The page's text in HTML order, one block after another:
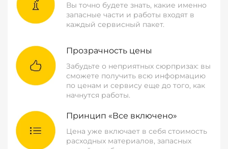
Вы точно будете знать, какие именно
запасные части и работы входят в
каждый сервисный пакет.
Прозрачность цены
Забудьте о неприятных сюрпризах: вы
сможете получить всю информацию
по ценам и сервису еще до того, как
начнутся работы.
Принцип «Все включено»
Цена уже включает в себя стоимость
расходных материалов, запасных